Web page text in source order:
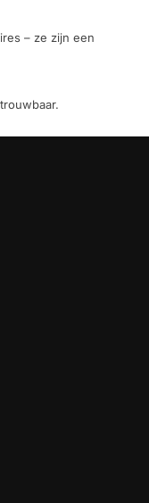
– ze zijn een